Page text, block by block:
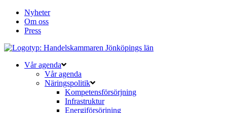
Nyheter
Om oss
Press
Vår agenda
Vår agenda
Näringspolitik
Kompetensförsörjning
Infrastruktur
Energiförsörjning